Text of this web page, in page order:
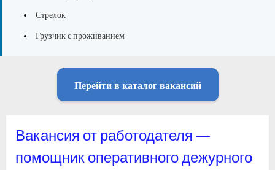
Стрелок
Грузчик с проживанием
Перейти в каталог вакансий
Вакансия от работодателя —
помощник оперативного дежурного